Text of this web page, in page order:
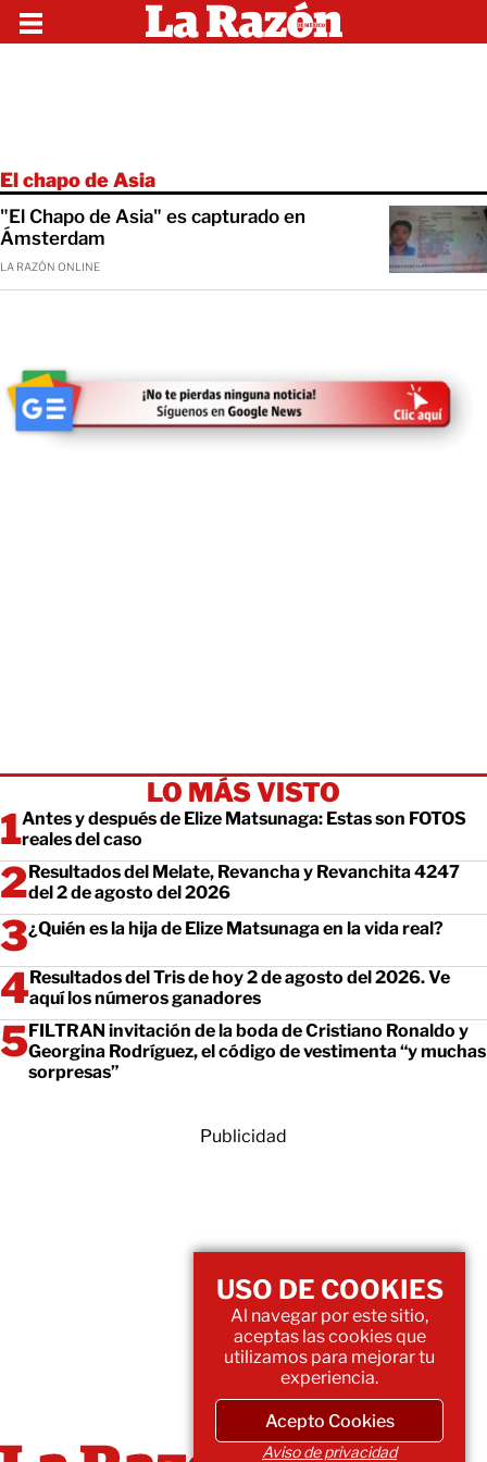
El chapo de Asia
"El Chapo de Asia" es capturado en
Ámsterdam
LA RAZÓN ONLINE
LO MÁS VISTO
Antes y después de Elize Matsunaga: Estas son FOTOS
reales del caso
Resultados del Melate, Revancha y Revanchita 4247
del 2 de agosto del 2026
¿Quién es la hija de Elize Matsunaga en la vida real?
Resultados del Tris de hoy 2 de agosto del 2026. Ve
aquí los números ganadores
FILTRAN invitación de la boda de Cristiano Ronaldo y
Georgina Rodríguez, el código de vestimenta “y muchas
sorpresas”
Publicidad
USO DE COOKIES
Al navegar por este sitio,
aceptas las cookies que
utilizamos para mejorar tu
experiencia.
Acepto Cookies
Aviso de privacidad